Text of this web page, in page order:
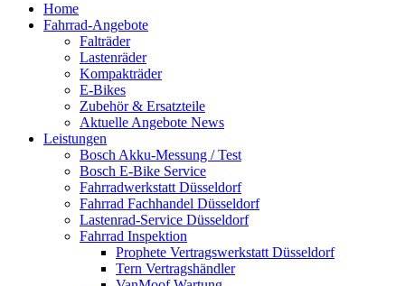
Home
Fahrrad-Angebote
Falträder
Lastenräder
Kompakträder
E-Bikes
Zubehör & Ersatzteile
Aktuelle Angebote News
Leistungen
Bosch Akku-Messung / Test
Bosch E-Bike Service
Fahrradwerkstatt Düsseldorf
Fahrrad Fachhandel Düsseldorf
Lastenrad-Service Düsseldorf
Fahrrad Inspektion
Prophete Vertragswerkstatt Düsseldorf
Tern Vertragshändler